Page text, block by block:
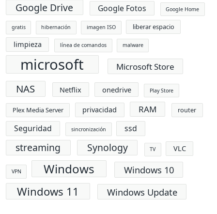
Google Drive
Google Fotos Google Home
gratis hibernación imagen ISO liberar espacio
limpieza línea de comandos malware
microsoft Microsoft Store
NAS Netflix onedrive Play Store
Plex Media Server privacidad RAM router
Seguridad sincronización ssd
streaming Synology TV VLC
VPN Windows Windows 10
Windows 11 Windows Update